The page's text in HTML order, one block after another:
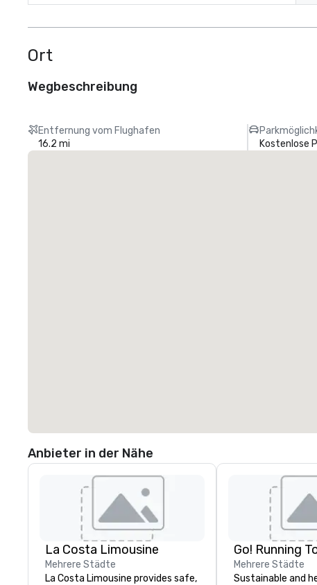
Ort
Wegbeschreibung
Entfernung vom Flughafen
16.2 mi
Kostenlose
Anbieter in der Nähe
La Costa Limousine
Mehrere Städte
La Costa Limousine provides safe,
Go! Running
Mehrere Städte
Sustainable and